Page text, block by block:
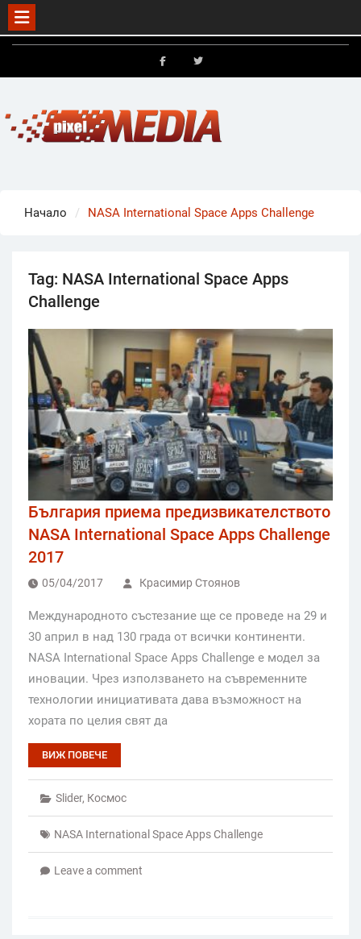
Skip
Начало NASA International Space Apps Challenge
Tag: NASA International Space Apps
Challenge
България приема предизвикателството
NASA International Space Apps Challenge
2017
05/04/2017 Красимир Стоянов
Международното състезание ще се проведе на 29 и
30 април в над 130 града от всички континенти.
NASA International Space Apps Challenge е модел за
иновации. Чрез използването на съвременните
технологии инициативата дава възможност на
хората по целия свят да
ВИЖ ПОВЕЧЕ
Slider, Космос
NASA International Space Apps Challenge
Leave a comment